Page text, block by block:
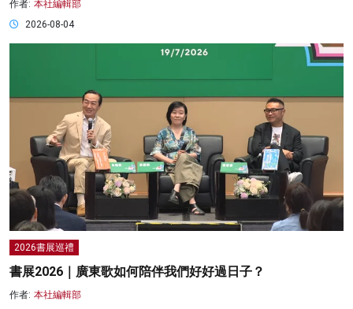
作者: 本社編輯部
2026-08-04
2026書展巡禮
書展2026｜廣東歌如何陪伴我們好好過日子？
作者: 本社編輯部